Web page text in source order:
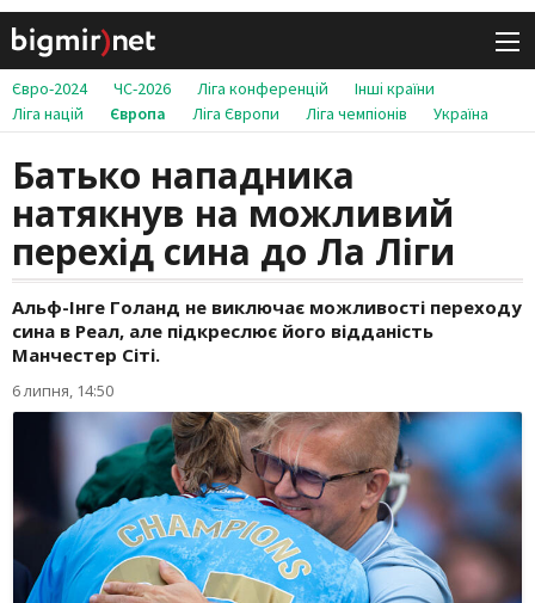
Євро-2024 ЧС-2026 Ліга конференцій
Інші країни
Ліга націй
Європа Ліга Європи Ліга чемпіонів Україна
Батько нападника
натякнув на можливий
перехід сина до Ла Ліги
Альф-Інге Голанд не виключає можливості переходу
сина в Реал, але підкреслює його відданість
Манчестер Сіті.
6 липня, 14:50